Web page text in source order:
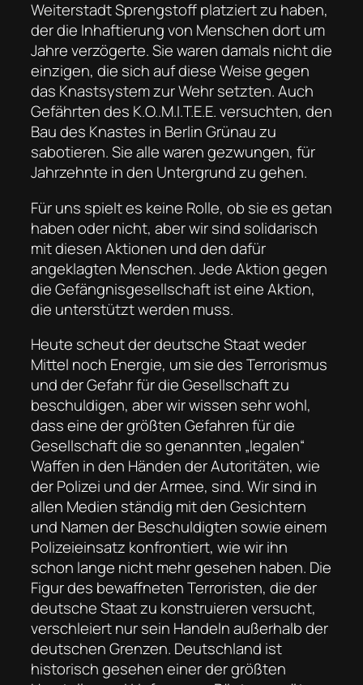
Weiterstadt Sprengstoff platziert zu haben,
der die Inhaftierung von Menschen dort um
Jahre verzögerte. Sie waren damals nicht die
einzigen, die sich auf diese Weise gegen
das Knastsystem zur Wehr setzten. Auch
Gefährten des K.O..M.I.T.E.E. versuchten, den
Bau des Knastes in Berlin Grünau zu
sabotieren. Sie alle waren gezwungen, für
Jahrzehnte in den Untergrund zu gehen.
Für uns spielt es keine Rolle, ob sie es getan
haben oder nicht, aber wir sind solidarisch
mit diesen Aktionen und den dafür
angeklagten Menschen. Jede Aktion gegen
die Gefängnisgesellschaft ist eine Aktion,
die unterstützt werden muss.
Heute scheut der deutsche Staat weder
Mittel noch Energie, um sie des Terrorismus
und der Gefahr für die Gesellschaft zu
beschuldigen, aber wir wissen sehr wohl,
dass eine der größten Gefahren für die
Gesellschaft die so genannten „legalen“
Waffen in den Händen der Autoritäten, wie
der Polizei und der Armee, sind. Wir sind in
allen Medien ständig mit den Gesichtern
und Namen der Beschuldigten sowie einem
Polizeieinsatz konfrontiert, wie wir ihn
schon lange nicht mehr gesehen haben. Die
Figur des bewaffneten Terroristen, die der
deutsche Staat zu konstruieren versucht,
verschleiert nur sein Handeln außerhalb der
deutschen Grenzen. Deutschland ist
historisch gesehen einer der größten